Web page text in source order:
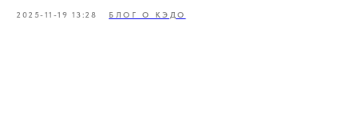
2025-11-19 13:28 БЛОГ О КЭДО